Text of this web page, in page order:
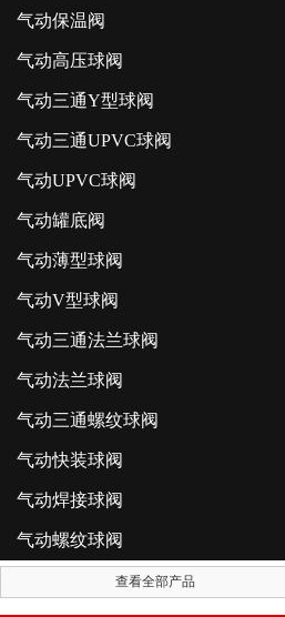
气动保温阀
气动高压球阀
气动三通Y型球阀
气动三通UPVC球阀
气动UPVC球阀
气动罐底阀
气动薄型球阀
气动V型球阀
气动三通法兰球阀
气动法兰球阀
气动三通螺纹球阀
气动快装球阀
气动焊接球阀
气动螺纹球阀
查看全部产品